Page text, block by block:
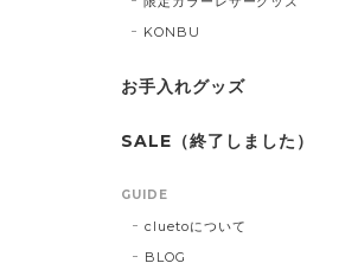
KONBU
お手入れグッズ
SALE（終了しました）
GUIDE
cluetoについて
BLOG